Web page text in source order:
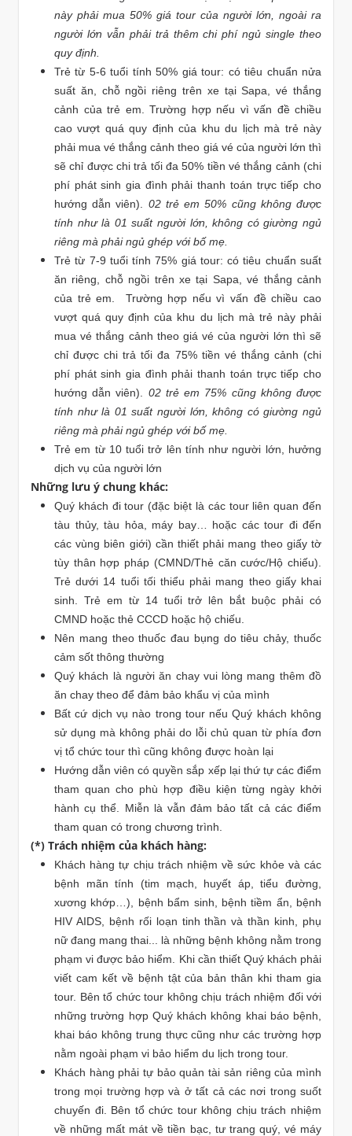
này phải mua 50% giá tour của người lớn, ngoài ra
người lớn vẫn phải trả thêm chi phí ngủ single theo
quy định.
Trẻ từ 5-6 tuổi tính 50% giá tour: có tiêu chuẩn nửa
suất ăn, chỗ ngồi riêng trên xe tại Sapa, vé thắng
cảnh của trẻ em. Trường hợp nếu vì vấn đề chiều
cao vượt quá quy định của khu du lịch mà trẻ này
phải mua vé thắng cảnh theo giá vé của người lớn thì
sẽ chỉ được chi trả tối đa 50% tiền vé thắng cảnh (chi
phí phát sinh gia đình phải thanh toán trực tiếp cho
hướng dẫn viên). 02 trẻ em 50% cũng không được
tính như là 01 suất người lớn, không có giường ngủ
riêng mà phải ngủ ghép với bố mẹ.
Trẻ từ 7-9 tuổi tính 75% giá tour: có tiêu chuẩn suất
ăn riêng, chỗ ngồi trên xe tại Sapa, vé thắng cảnh
của trẻ em. Trường hợp nếu vì vấn đề chiều cao
vượt quá quy định của khu du lịch mà trẻ này phải
mua vé thắng cảnh theo giá vé của người lớn thì sẽ
chỉ được chi trả tối đa 75% tiền vé thắng cảnh (chi
phí phát sinh gia đình phải thanh toán trực tiếp cho
hướng dẫn viên). 02 trẻ em 75% cũng không được
tính như là 01 suất người lớn, không có giường ngủ
riêng mà phải ngủ ghép với bố mẹ.
Trẻ em từ 10 tuổi trở lên tính như người lớn, hưởng
dịch vụ của người lớn
Những lưu ý chung khác:
Quý khách đi tour (đặc biệt là các tour liên quan đến
tàu thủy, tàu hỏa, máy bay… hoặc các tour đi đến
các vùng biên giới) cần thiết phải mang theo giấy tờ
tùy thân hợp pháp (CMND/Thẻ căn cước/Hộ chiếu).
Trẻ dưới 14 tuổi tối thiểu phải mang theo giấy khai
sinh. Trẻ em từ 14 tuổi trở lên bắt buộc phải có
CMND hoặc thẻ CCCD hoặc hộ chiếu.
Nên mang theo thuốc đau bụng do tiêu chảy, thuốc
cảm sốt thông thường
Quý khách là người ăn chay vui lòng mang thêm đồ
ăn chay theo để đảm bảo khẩu vị của mình
Bất cứ dịch vụ nào trong tour nếu Quý khách không
sử dụng mà không phải do lỗi chủ quan từ phía đơn
vị tổ chức tour thì cũng không được hoàn lại
Hướng dẫn viên có quyền sắp xếp lại thứ tự các điểm
tham quan cho phù hợp điều kiện từng ngày khởi
hành cụ thể. Miễn là vẫn đảm bảo tất cả các điểm
tham quan có trong chương trình.
(*) Trách nhiệm của khách hàng:
Khách hàng tự chịu trách nhiệm về sức khỏe và các
bệnh mãn tính (tim mạch, huyết áp, tiểu đường,
xương khớp…), bệnh bẩm sinh, bệnh tiềm ẩn, bệnh
HIV AIDS, bệnh rối loạn tinh thần và thần kinh, phụ
nữ đang mang thai... là những bệnh không nằm trong
phạm vi được bảo hiểm. Khi cần thiết Quý khách phải
viết cam kết về bệnh tật của bản thân khi tham gia
tour. Bên tổ chức tour không chịu trách nhiệm đối với
những trường hợp Quý khách không khai báo bệnh,
khai báo không trung thực cũng như các trường hợp
nằm ngoài phạm vi bảo hiểm du lịch trong tour.
Khách hàng phải tự bảo quản tài sản riêng của mình
trong mọi trường hợp và ở tất cả các nơi trong suốt
chuyến đi. Bên tổ chức tour không chịu trách nhiệm
về những mất mát về tiền bạc, tư trang quý, vé máy